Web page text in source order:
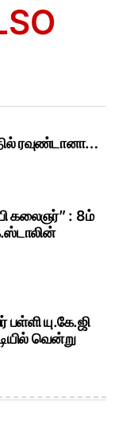
ரவுண்டானா…
கலைஞர்” : 8ம்
யு.கே.ஜி
வென்று